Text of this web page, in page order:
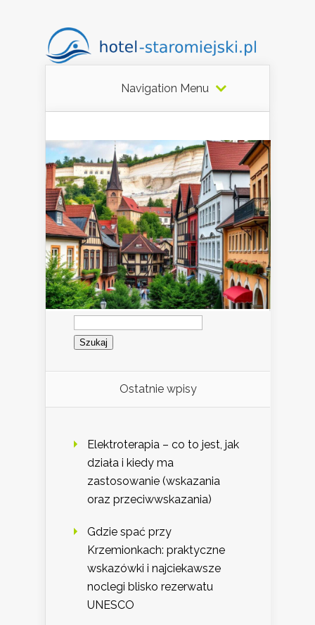
Navigation Menu
Szukaj:
Ostatnie wpisy
Elektroterapia – co to jest, jak
działa i kiedy ma
zastosowanie (wskazania
oraz przeciwwskazania)
Gdzie spać przy
Krzemionkach: praktyczne
wskazówki i najciekawsze
noclegi blisko rezerwatu
UNESCO